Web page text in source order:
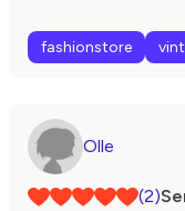
fashionstore
Olle
(2)